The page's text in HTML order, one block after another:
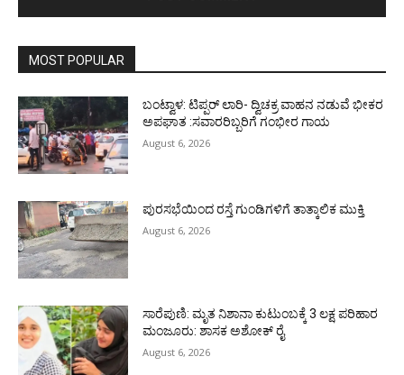
MOST POPULAR
ಬಂಟ್ವಾಳ: ಟಿಪ್ಪರ್ ಲಾರಿ- ದ್ವಿಚಕ್ರ ವಾಹನ ನಡುವೆ ಭೀಕರ
ಅಪಘಾತ :ಸವಾರರಿಬ್ಬರಿಗೆ ಗಂಭೀರ ಗಾಯ
August 6, 2026
ಪುರಸಭೆಯಿಂದ ರಸ್ತೆ ಗುಂಡಿಗಳಿಗೆ ತಾತ್ಕಾಲಿಕ ಮುಕ್ತಿ
August 6, 2026
ಸಾರೆಪುಣಿ: ಮೃತ ನಿಶಾನಾ ಕುಟುಂಬಕ್ಕೆ 3 ಲಕ್ಷ ಪರಿಹಾರ
ಮಂಜೂರು: ಶಾಸಕ ಅಶೋಕ್ ರೈ
August 6, 2026